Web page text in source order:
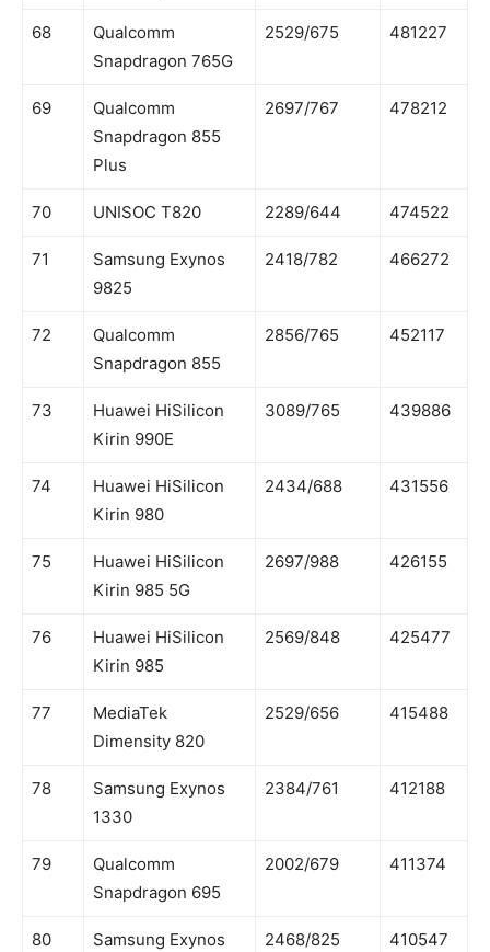
68
Qualcomm
Snapdragon 765G
2529/675 481227
69
Qualcomm
Snapdragon 855
Plus
2697/767 478212
70 UNISOC T820 2289/644 474522
71
Samsung Exynos
9825
2418/782 466272
72
Qualcomm
Snapdragon 855
2856/765 452117
73
Huawei HiSilicon
Kirin 990E
3089/765 439886
74
Huawei HiSilicon
Kirin 980
2434/688 431556
75
Huawei HiSilicon
Kirin 985 5G
2697/988 426155
76
Huawei HiSilicon
Kirin 985
2569/848 425477
77
MediaTek
Dimensity 820
2529/656 415488
78
Samsung Exynos
1330
2384/761 412188
79
Qualcomm
Snapdragon 695
2002/679 411374
80
Samsung Exynos
2468/825 410547